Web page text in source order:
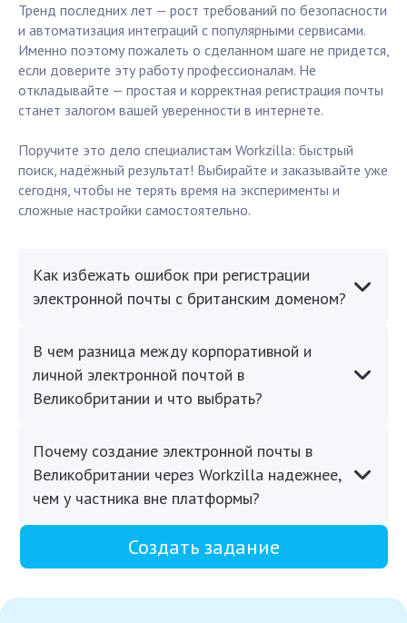
Тренд последних лет — рост требований по безопасности
и автоматизация интеграций с популярными сервисами.
Именно поэтому пожалеть о сделанном шаге не придется,
если доверите эту работу профессионалам. Не
откладывайте — простая и корректная регистрация почты
станет залогом вашей уверенности в интернете.
Поручите это дело специалистам Workzilla: быстрый
поиск, надёжный результат! Выбирайте и заказывайте уже
сегодня, чтобы не терять время на эксперименты и
сложные настройки самостоятельно.
Как избежать ошибок при регистрации
электронной почты с британским доменом?
В чем разница между корпоративной и
личной электронной почтой в
Великобритании и что выбрать?
Почему создание электронной почты в
Великобритании через Workzilla надежнее,
чем у частника вне платформы?
Создать задание